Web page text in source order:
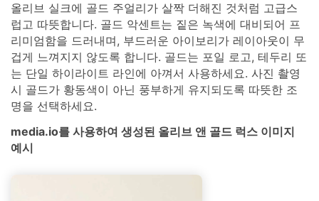
올리브 실크에 골드 주얼리가 살짝 더해진 것처럼 고급스
럽고 따뜻합니다. 골드 악센트는 짙은 녹색에 대비되어 프
리미엄함을 드러내며, 부드러운 아이보리가 레이아웃이 무
겁게 느껴지지 않도록 합니다. 골드는 포일 로고, 테두리 또
는 단일 하이라이트 라인에 아껴서 사용하세요. 사진 촬영
시 골드가 황동색이 아닌 풍부하게 유지되도록 따뜻한 조
명을 선택하세요.
media.io를 사용하여 생성된 올리브 앤 골드 럭스 이미지
예시